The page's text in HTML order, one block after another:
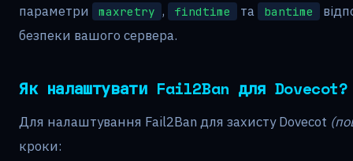
параметри
maxretry , findtime та bantime
безпеки вашого сервера.
Як налаштувати Fail2Ban для Dovecot?
Для налаштування Fail2Ban для захисту Dovecot
кроки: